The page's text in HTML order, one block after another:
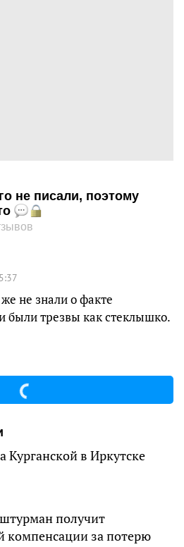
не писали, поэтому
не знали о факте
были трезвы как стеклышко.
Курганской в Иркутске
получит
компенсации за потерю